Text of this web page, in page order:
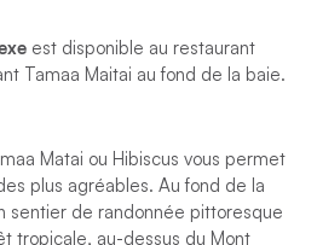
est disponible au restaurant
Tamaa Maitai au fond de la baie.
Matai ou Hibiscus vous permet
plus agréables. Au fond de la
sentier de randonnée pittoresque
tropicale, au-dessus du Mont